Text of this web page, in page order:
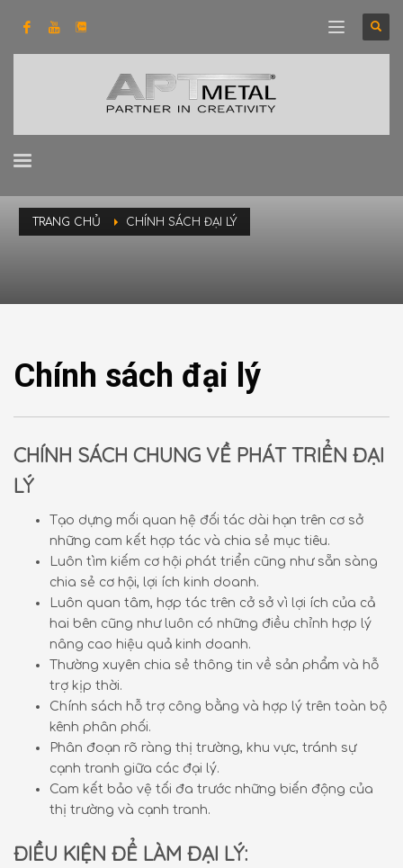
TRANG CHỦ CHÍNH SÁCH ĐẠI LÝ
Chính sách đại lý
CHÍNH SÁCH CHUNG VỀ PHÁT TRIỂN ĐẠI
LÝ
Tạo dựng mối quan hệ đối tác dài hạn trên cơ sở
những cam kết hợp tác và chia sẻ mục tiêu.
Luôn tìm kiếm cơ hội phát triển cũng như sẵn sàng
chia sẻ cơ hội, lợi ích kinh doanh.
Luôn quan tâm, hợp tác trên cở sở vì lợi ích của cả
hai bên cũng như luôn có những điều chỉnh hợp lý
nâng cao hiệu quả kinh doanh.
Thường xuyên chia sẻ thông tin về sản phẩm và hỗ
trợ kịp thời.
Chính sách hỗ trợ công bằng và hợp lý trên toàn bộ
kênh phân phối.
Phân đoạn rõ ràng thị trường, khu vực, tránh sự
cạnh tranh giữa các đại lý.
Cam kết bảo vệ tối đa trước những biến động của
thị trường và cạnh tranh.
ĐIỀU KIỆN ĐỂ LÀM ĐẠI LÝ: